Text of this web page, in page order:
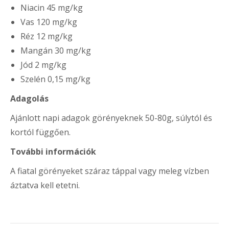
Niacin 45 mg/kg
Vas 120 mg/kg
Réz 12 mg/kg
Mangán 30 mg/kg
Jód 2 mg/kg
Szelén 0,15 mg/kg
Adagolás
Ajánlott napi adagok görényeknek 50-80g, súlytól és
kortól függően.
További információk
A fiatal görényeket száraz táppal vagy meleg vízben
áztatva kell etetni.